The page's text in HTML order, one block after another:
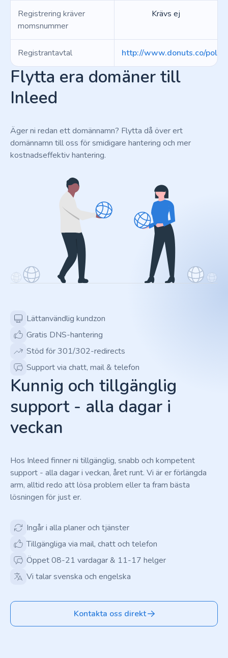
Registrering kräver
momsnummer
Krävs ej
Registrantavtal http://www.donuts.co/
Flytta era domäner till
Inleed
Äger ni redan ett domännamn? Flytta då över ert
domännamn till oss för smidigare hantering och mer
kostnadseffektiv hantering.
Lättanvändlig kundzon
Gratis DNS-hantering
Stöd för 301/302-redirects
Support via chatt, mail & telefon
Kunnig och tillgänglig
support - alla dagar i
veckan
Hos Inleed finner ni tillgänglig, snabb och kompetent
support - alla dagar i veckan, året runt. Vi är er förlängda
arm, alltid redo att lösa problem eller ta fram bästa
lösningen för just er.
Ingår i alla planer och tjänster
Tillgängliga via mail, chatt och telefon
Öppet 08-21 vardagar & 11-17 helger
Vi talar svenska och engelska
Kontakta oss direkt